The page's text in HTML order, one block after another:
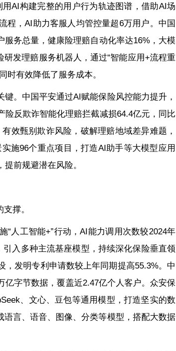
AI构建完整的用户行为轨迹图谱，借助AI场
程，AI助力客服人均管控量超6万用户。中国
务总量，健康险理赔自动化率达16%，大模
发理赔服务机器人，通过“智能应用+流程重
时有效降低了服务成本。
。中国平安通过AI赋能保险风控能力提升，
反欺诈智能化理赔拦截减损64.4亿元，同比
效甄别欺诈风险，破解理赔地域差异难题，
施96个重点项目，打造AI助手等大模型应用
前规避潜在风险。
撑。
人工智能+”行动，AI能力调用次数较2024年
入多种主流基座模型，持续深化保险垂直领
发明专利申请数较上年同期提高55.3%。中
亿字节数据，覆盖近2.47亿个人客户。众安保
、文心、豆包等通用模型，打造坚实的数
言、语音、图像、分类等模型，搭配大数据